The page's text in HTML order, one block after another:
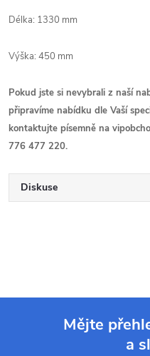
Délka: 1330 mm
Výška: 450 mm
Pokud jste si nevybrali z naší
připravíme nabídku dle Vaší
kontaktujte písemně na
776 477 220.
Diskuse
Mějte
a